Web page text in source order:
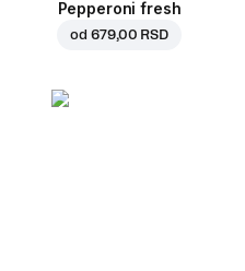
Pepperoni fresh
od 679,00 RSD